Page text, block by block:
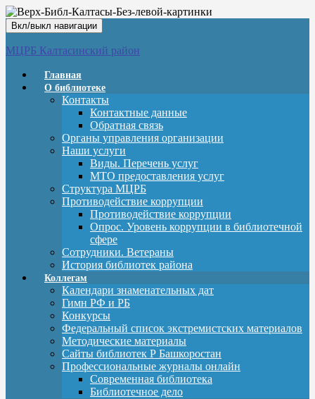
Вкл/выкл навигации
МЦРБ Калтасинский район
Главная
О библиотеке
Контакты
Контактные данные
Обратная связь
Органы управления организации
Наши услуги
Виды. Перечень услуг
МТО предоставления услуг
Структура МЦРБ
Противодействие коррупции
Противодействие коррупции
Опрос. Уровень коррупции в библиотечной
сфере
Сотрудники. Ветераны
История библиотек района
Коллегам
Календари знаменательных дат
Гимн РФ и РБ
Конкурсы
Федеральный список экстремистских материалов
Методические материалы
Сайты библиотек Р Башкоростан
Профессиональные журналы онлайн
Современная библиотека
Библиотечное дело